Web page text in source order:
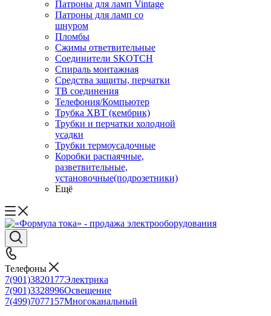
Патроны для ламп Vintage
Патроны для ламп со
шнуром
Пломбы
Сжимы ответвительные
Соединители SKOTCH
Спираль монтажная
Средства защиты, перчатки
ТВ соединения
Телефония/Компьютер
Трубка ХВТ (кембрик)
Трубки и перчатки холодной
усадки
Трубки термоусадочные
Коробки распаячные,
разветвительные,
установочные(подрозетники)
Ещё
Телефоны
7(901)3820177Электрика
7(901)3328996Освещение
7(499)7077157Многоканальный